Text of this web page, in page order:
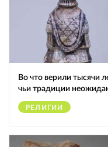
Во что верили тысячи
чьи традиции
РЕЛИГИИ